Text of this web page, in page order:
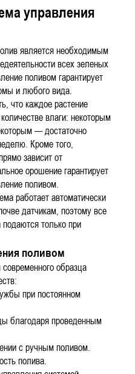
управления
является необходимым
всех зеленых
поливом гарантирует
и любого вида.
что каждое растение
влаги: некоторым
— достаточно
Кроме того,
зависит от
орошение гарантирует
поливом.
работает автоматически
датчикам, поэтому все
только при
поливом
образца
при постоянном
благодаря проведенным
с ручным поливом.
полива.